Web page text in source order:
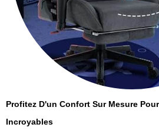
Profitez D'un Confort Sur Mesure
Incroyables